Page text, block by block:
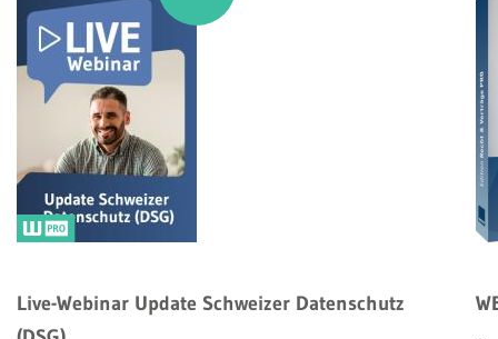
Live-Webinar Update Schweizer Datenschutz